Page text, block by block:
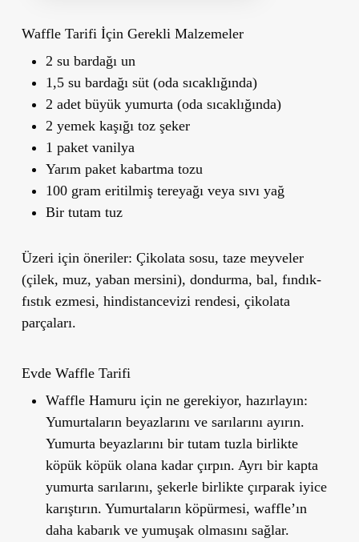
Waffle Tarifi İçin Gerekli Malzemeler
2 su bardağı un
1,5 su bardağı süt (oda sıcaklığında)
2 adet büyük yumurta (oda sıcaklığında)
2 yemek kaşığı toz şeker
1 paket vanilya
Yarım paket kabartma tozu
100 gram eritilmiş tereyağı veya sıvı yağ
Bir tutam tuz
Üzeri için öneriler: Çikolata sosu, taze meyveler
(çilek, muz, yaban mersini), dondurma, bal, fındık-
fıstık ezmesi, hindistancevizi rendesi, çikolata
parçaları.
Evde Waffle Tarifi
Waffle Hamuru için ne gerekiyor, hazırlayın:
Yumurtaların beyazlarını ve sarılarını ayırın.
Yumurta beyazlarını bir tutam tuzla birlikte
köpük köpük olana kadar çırpın. Ayrı bir kapta
yumurta sarılarını, şekerle birlikte çırparak iyice
karıştırın. Yumurtaların köpürmesi, waffle’ın
daha kabarık ve yumuşak olmasını sağlar.